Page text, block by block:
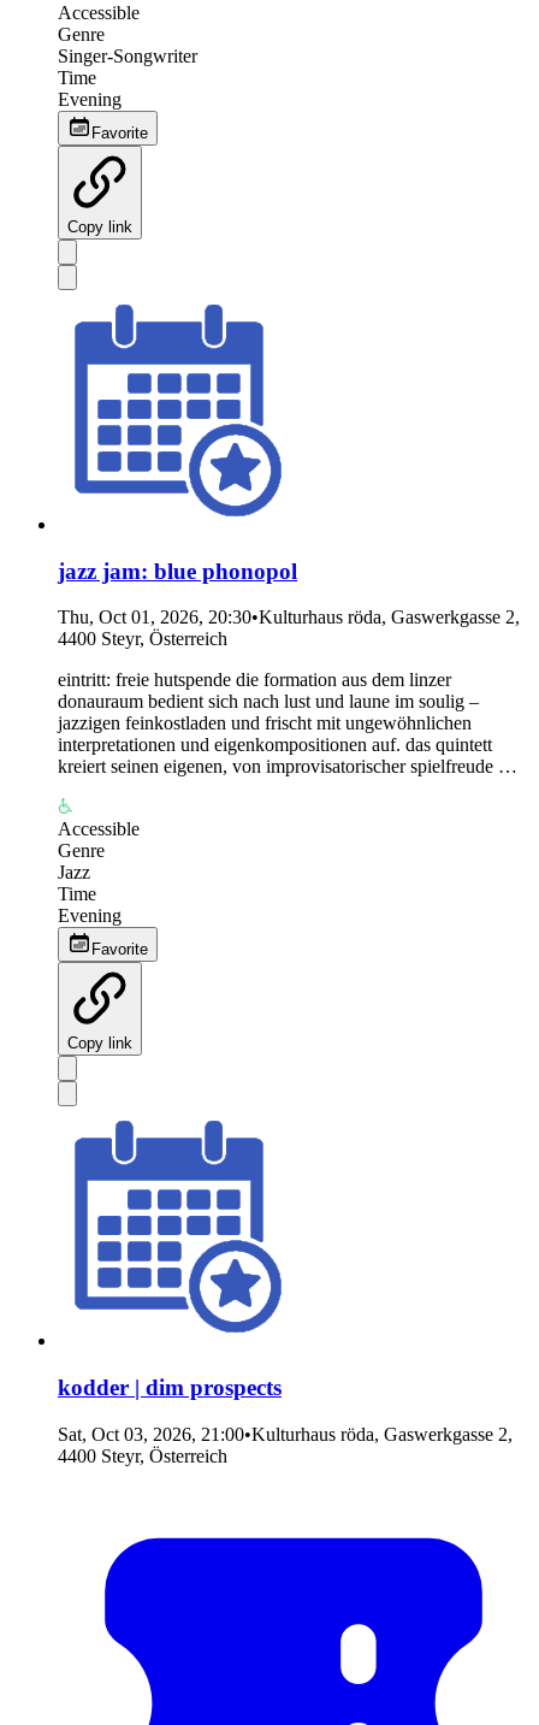
Accessible
Genre
Singer-Songwriter
Time
Evening
Favorite
Copy link
jazz jam: blue phonopol
Thu, Oct 01, 2026, 20:30•Kulturhaus röda, Gaswerkgasse 2,
4400 Steyr, Österreich
eintritt: freie hutspende die formation aus dem linzer
donauraum bedient sich nach lust und laune im soulig –
jazzigen feinkostladen und frischt mit ungewöhnlichen
interpretationen und eigenkompositionen auf. das quintett
kreiert seinen eigenen, von improvisatorischer spielfreude …
Accessible
Genre
Jazz
Time
Evening
Favorite
Copy link
kodder | dim prospects
Sat, Oct 03, 2026, 21:00•Kulturhaus röda, Gaswerkgasse 2,
4400 Steyr, Österreich